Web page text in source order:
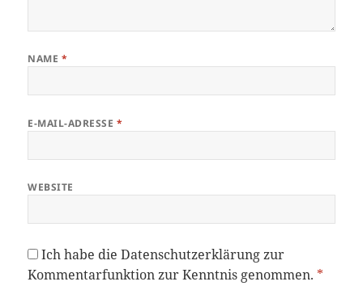
NAME *
E-MAIL-ADRESSE *
WEBSITE
Ich habe dieDatenschutzerklärungzur
Kommentarfunktion zur Kenntnis genommen. *